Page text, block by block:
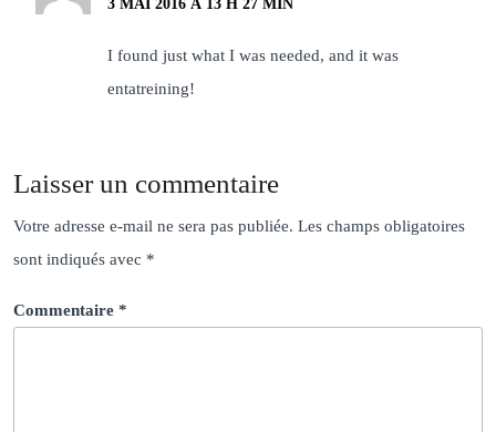
3 MAI 2016 À 13 H 27 MIN
I found just what I was needed, and it was
entatreining!
Laisser un commentaire
Votre adresse e-mail ne sera pas publiée. Les champs obligatoires
sont indiqués avec *
Commentaire *